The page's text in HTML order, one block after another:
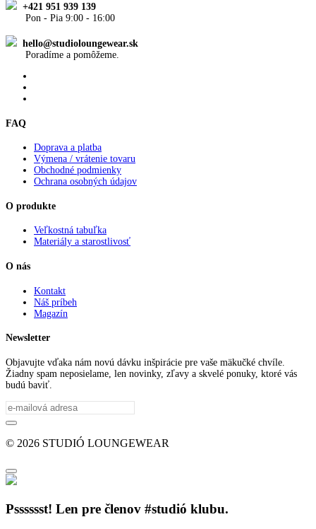
+421 951 939 139
Pon - Pia 9:00 - 16:00
hello@studioloungewear.sk
Poradíme a pomôžeme.
FAQ
Doprava a platba
Výmena / vrátenie tovaru
Obchodné podmienky
Ochrana osobných údajov
O produkte
Veľkostná tabuľka
Materiály a starostlivosť
O nás
Kontakt
Náš príbeh
Magazín
Newsletter
Objavujte vďaka nám novú dávku inšpirácie pre vaše mäkučké chvíle.
Žiadny spam neposielame, len novinky, zľavy a skvelé ponuky, ktoré vás
budú baviť.
© 2026 STUDIÓ LOUNGEWEAR
Psssssst! Len pre členov #studió klubu.